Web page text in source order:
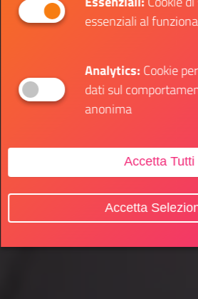
essenziali al
Analytics:Cookie
dati sul
anonima
Accetta Tutti
Accetta